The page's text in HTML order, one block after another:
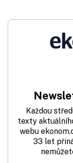
Každou
texty
webu
33 let